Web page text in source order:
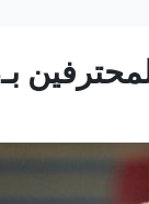
مليون يورو